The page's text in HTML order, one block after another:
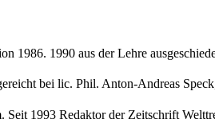
1986. 1990 aus der Lehre
bei lic. Phil. Anton-Andreas
1993 Redaktor der Zeitschrift